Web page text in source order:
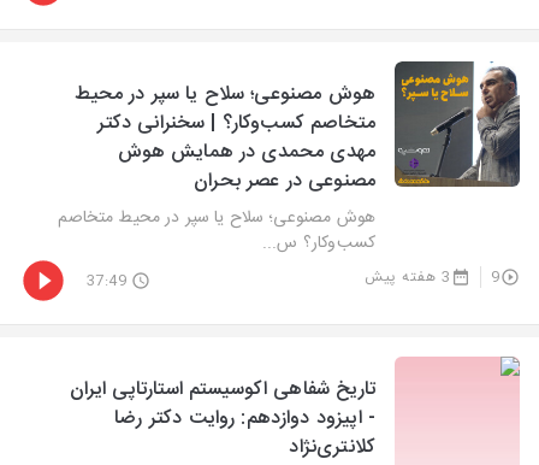
هوش مصنوعی؛ سلاح یا سپر در محیط
متخاصم کسب‌وکار؟ | سخنرانی دکتر
مهدی محمدی در همایش هوش
مصنوعی در عصر بحران
هوش مصنوعی؛ سلاح یا سپر در محیط متخاصم
کسب‌وکار؟ س...
9 3 هفته پیش 37:49
تاریخ شفاهی اکوسیستم استارتاپی ایران
- اپیزود دوازدهم: روایت دکتر رضا
کلانتری‌نژاد